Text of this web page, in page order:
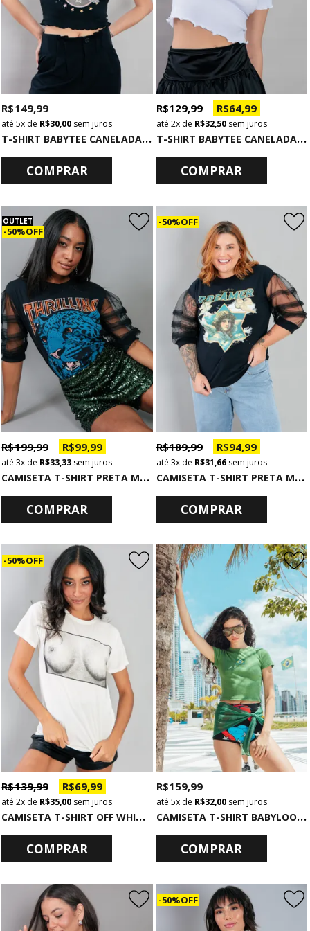
T
-SHIRT BABYTEE CANELADA PRETA ANYWHERE
R$ 149,99
5x de R$ 30,00 sem juros
COMPRAR
T
-SHIRT BABYTEE CANELADA BRANCA BADBABY
R$ 129,99 R$ 64,99
2xde R$ 32,50sem juros
COMPRAR
OUTLET
50% OFF
C
AMISETA T-SHIRT PRETA MANGA TULE BUFANTE THRILLING
R$ 199,99 R$ 99,99
3x de R$ 33,33 sem juros
COMPRAR
50% OFF
C
AMISETA T-SHIRT PRETA MANGA TULE BUFANTE DREAMER
R$ 189,99 R$ 94,99
3xde R$ 31,66sem juros
COMPRAR
50% OFF
C
AMISETA T-SHIRT OFF WHITE BOOBS
R$ 139,99 R$ 69,99
2x de R$ 35,00 sem juros
COMPRAR
C
AMISETA T-SHIRT BABYLOOK CANELADA VERDE BRASIL
R$ 159,99
5xde R$ 32,00sem juros
COMPRAR
50% OFF